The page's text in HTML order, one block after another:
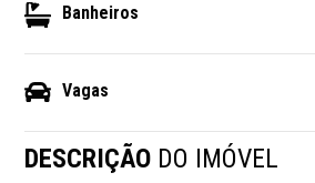
Banheiros
Vagas
DESCRIÇÃO DO IMÓVEL